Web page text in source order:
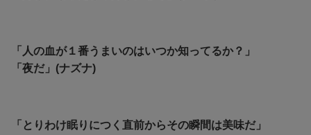
「人の血が１番うまいのはいつか知ってるか？」
「夜だ」(ナズナ)
「とりわけ眠りにつく直前からその瞬間は美味だ」